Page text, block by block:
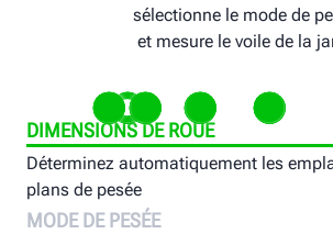
sélectionne le mode de
et mesure le voile de la
Sélectionne l’utilisation
adhésive ou à agrafe
Calcule la solution
Crée un
DIMENSIONS DE ROUE
Déterminez automatiquement les
plans de pesée
MODE DE PESÉE